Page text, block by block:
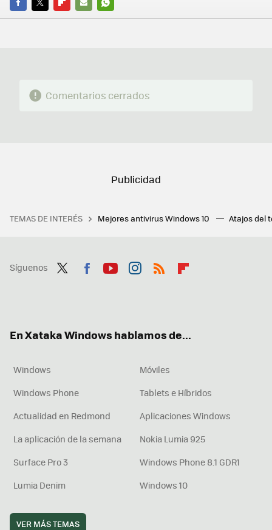
FACEBOOK
TWITTERFLIPBOARD
E-
WHATSAPP
Comentarios cerrados
TEMAS DE INTERÉS Mejores antivirus Windows 10 Atajos del
Síguenos
En Xataka Windows hablamos de...
Windows
Móviles
Windows Phone
Tablets e Híbridos
Actualidad en Redmond
Aplicaciones Windows
La aplicación de la semana
Nokia Lumia 925
Surface Pro 3
Windows Phone 8.1 GDR1
Lumia Denim
Windows 10
VER MÁS TEMAS